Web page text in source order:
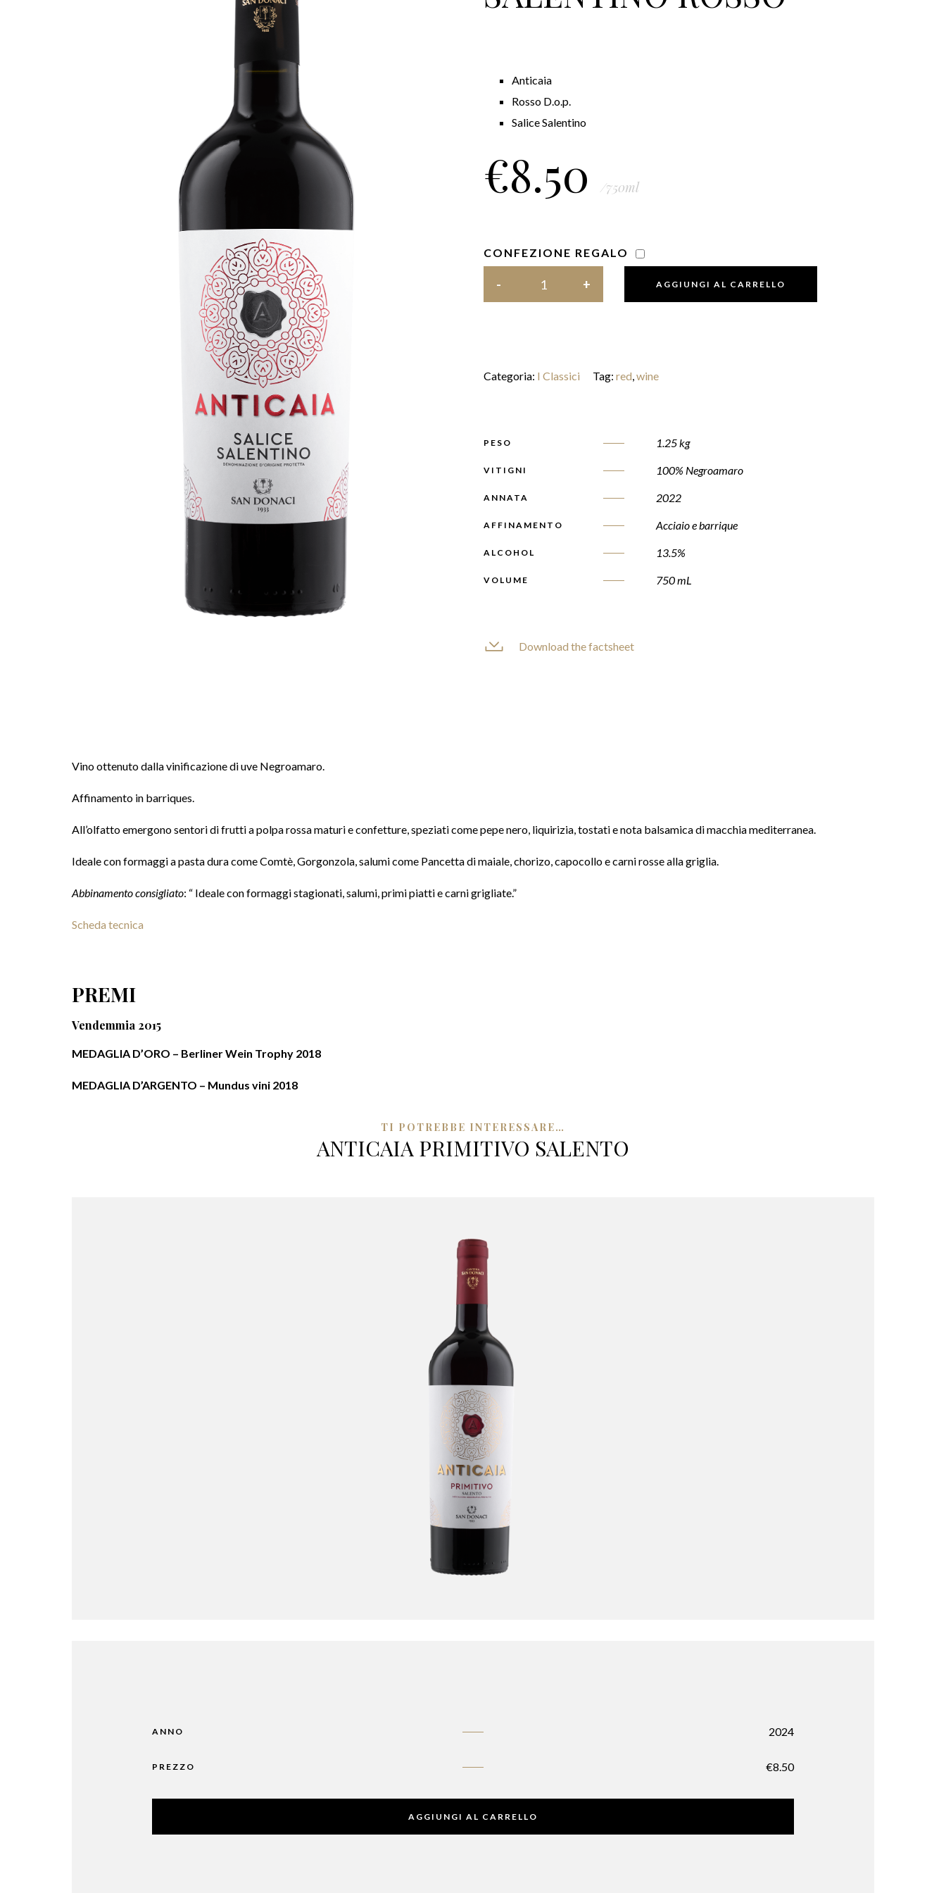
Anticaia
Rosso D.o.p.
Salice Salentino
€8.50 /750ml
CONFEZIONE REGALO
AGGIUNGI AL CARRELLO
Categoria: I Classici Tag: red,wine
PESO 1.25 kg
VITIGNI 100% Negroamaro
ANNATA 2022
AFFINAMENTO Acciaio e barrique
ALCOHOL 13.5%
VOLUME 750 mL
Download the factsheet
Vino ottenuto dalla vinificazione di uve Negroamaro.
Affinamento in barriques.
All’olfatto emergono sentori di frutti a polpa rossa maturi e confetture, speziati come pepe nero, liquirizia, tostati e nota balsamica di macchia mediterranea.
Ideale con formaggi a pasta dura come Comtè, Gorgonzola, salumi come Pancetta di maiale, chorizo, capocollo e carni rosse alla griglia.
Abbinamento consigliato: “ Ideale con formaggi stagionati, salumi, primi piatti e carni grigliate.”
Scheda tecnica
PREMI
Vendemmia 2015
MEDAGLIA D’ORO – Berliner Wein Trophy 2018
MEDAGLIA D’ARGENTO – Mundus vini 2018
TI POTREBBE INTERESSARE…
ANTICAIA PRIMITIVO SALENTO
ANNO 2024
PREZZO €8.50
AGGIUNGI AL CARRELLO